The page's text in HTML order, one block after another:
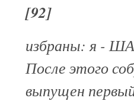
[92]
избраны: я -
После этого
выпущен